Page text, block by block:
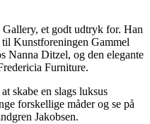
et godt udtryk for. Han
Kunstforeningen Gammel
Nanna Ditzel, og den elegante
Furniture.
skabe en slags luksus
forskellige måder og se på
Jakobsen.